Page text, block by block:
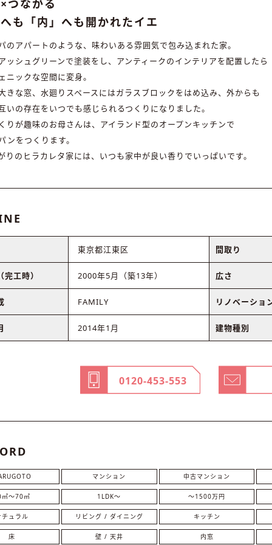
つながる
も「内」へも開かれたイエ
のアパートのような、味わいある雰囲気で包み込まれた家。
ッシュグリーンで塗装をし、アンティークのインテリアを配置したら
ニックな空間に変身。
きな窓、水廻りスペースにはガラスブロックをはめ込み、外からも
いの存在をいつでも感じられるつくりになりました。
りが趣味のお母さんは、アイランド型のオープンキッチンで
ンをつくります。
りのヒラカレタ家には、いつも家中が良い香りでいっぱいです。
東京都江東区 間取り
工時） 2000年5月（築13年） 広さ
FAMILY リノベーショ
2014年1月 建物種別
0120-453-553
マンション 中古マンション
〜70㎡ 1LDK〜 ～1500万円
チュラル リビング / ダイニング キッチン
床 壁 / 天井 内窓